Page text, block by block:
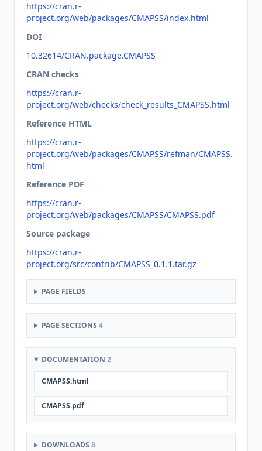
https://cran.r-
project.org/web/packages/CMAPSS/index.html
DOI
10.32614/CRAN.package.CMAPSS
CRAN checks
https://cran.r-
project.org/web/checks/check_results_CMAPSS.html
Reference HTML
https://cran.r-
project.org/web/packages/CMAPSS/refman/CMAPSS.
html
Reference PDF
https://cran.r-
project.org/web/packages/CMAPSS/CMAPSS.pdf
Source package
https://cran.r-
project.org/src/contrib/CMAPSS_0.1.1.tar.gz
PAGE FIELDS
PAGE SECTIONS 4
DOCUMENTATION 2
CMAPSS.html
CMAPSS.pdf
DOWNLOADS 8